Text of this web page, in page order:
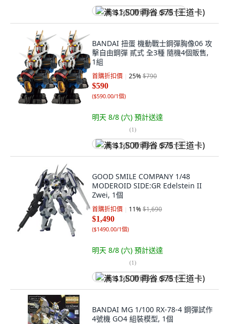
满 $1,500 再省 $75 (王道卡)
BANDAI 扭蛋 機動戰士鋼彈胸像06 攻
擊自由鋼彈 貳式 全3種 隨機4個販售,
1組
首購折扣價 25%$790
$590
($590.00/1個)
明天 8/8 (六) 預計送達
(1)
满 $1,500 再省 $75 (王道卡)
GOOD SMILE COMPANY 1/48
MODEROID SIDE:GR Edelstein II
Zwei, 1個
首購折扣價 11%$1,690
$1,490
($1490.00/1個)
明天 8/8 (六) 預計送達
(1)
满 $1,500 再省 $75 (王道卡)
BANDAI MG 1/100 RX-78-4 鋼彈試作
4號機 GO4 組裝模型, 1個